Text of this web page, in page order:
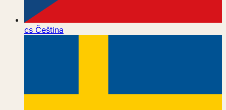
cs Čeština